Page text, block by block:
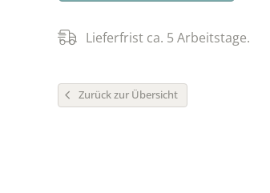
Lieferfrist ca. 5 Arbeitstage.
Zurück zur Übersicht